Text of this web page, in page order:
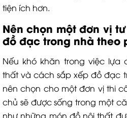
tiện ích hơn.
Nên chọn một đơn vị
đồ đạc trong nhà theo
Nếu khó khăn trong việc lựa
thất và cách sắp xếp đồ đạc
nên chọn cho một đơn vị thi
chủ sẽ được sống trong một
như những món đồ nội thất